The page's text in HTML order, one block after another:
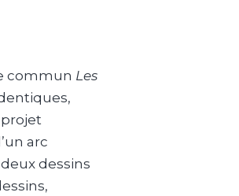
commun Les
arc
dessins